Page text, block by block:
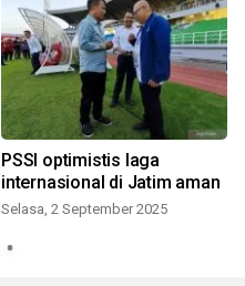
PSSI optimistis laga
internasional di Jatim aman
Selasa, 2 September 2025